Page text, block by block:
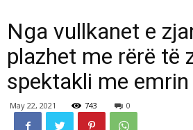
Nga vullkanet e
plazhet me rërë të
spektakli me
May 22, 2021 743 0